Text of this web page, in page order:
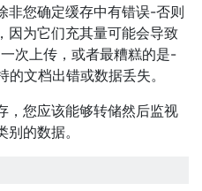
非您确定缓存中有错误-否则
因为它们充其量可能会导致
次上传，或者最糟糕的是-
文档出错或数据丢失。
，您应该能够转储然后监视
的数据。